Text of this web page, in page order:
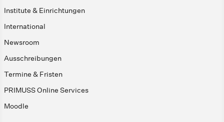
Institute & Einrichtungen
International
Newsroom
Ausschreibungen
Termine & Fristen
PRIMUSS Online Services
Moodle